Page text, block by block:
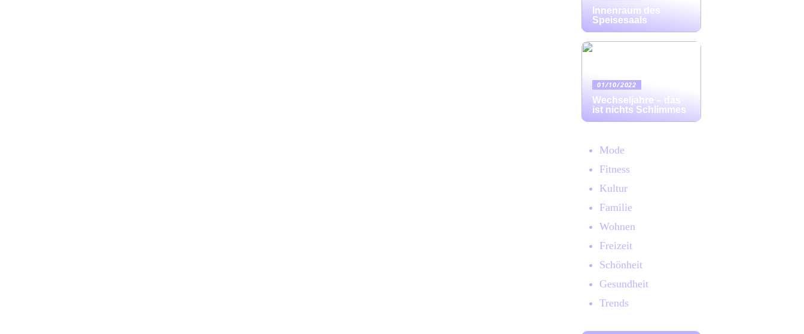
Innenraum des
Speisesaals
01/10/2022
Wechseljahre – das
ist nichts Schlimmes
Mode
Fitness
Kultur
Familie
Wohnen
Freizeit
Schönheit
Gesundheit
Trends